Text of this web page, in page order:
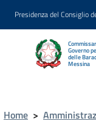
Presidenza del Consiglio
Governo
delle
Messina
Home >